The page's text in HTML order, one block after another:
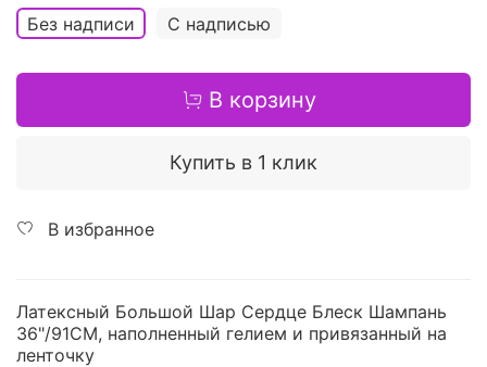
Без надписи С надписью
В корзину
Купить в 1 клик
В избранное
Латексный Большой Шар Сердце Блеск Шампань
36"/91СМ, наполненный гелием и привязанный на
ленточку